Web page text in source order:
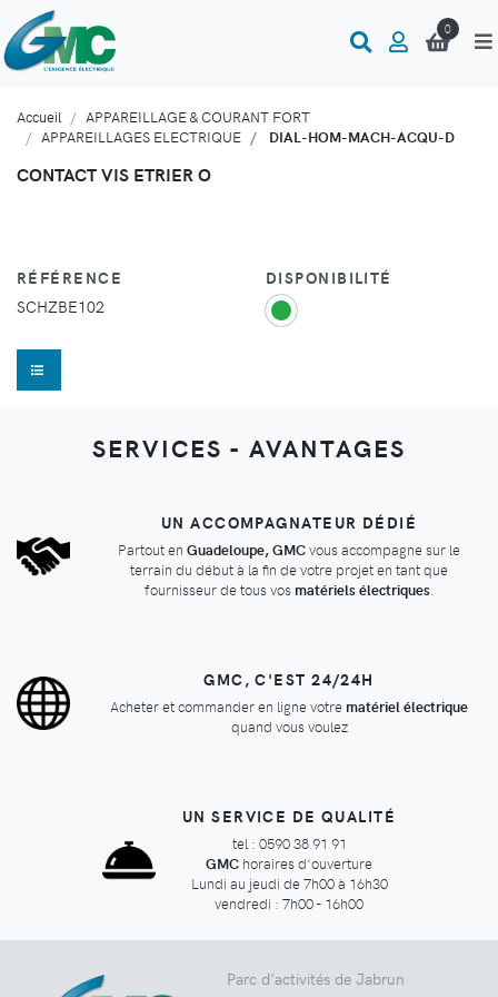
0
Accueil
APPAREILLAGE & COURANT FORT
APPAREILLAGES ELECTRIQUE
DIAL-HOM-MACH-ACQU-D
CONTACT VIS ETRIER O
RÉFÉRENCE
SCHZBE102
DISPONIBILITÉ
SERVICES - AVANTAGES
UN ACCOMPAGNATEUR DÉDIÉ
Partout en Guadeloupe, GMCvous accompagne sur le
terrain du début à la fin de votre projet en tant que
fournisseur de tous vos matériels électriques.
GMC, C'EST 24/24H
Acheter et commander en ligne votre matériel électrique
quand vous voulez
UN SERVICE DE QUALITÉ
tel : 0590 38 91 91
GMC horaires d'ouverture
Lundi au jeudi de 7h00 à 16h30
vendredi : 7h00 - 16h00
Parc d'activités de Jabrun